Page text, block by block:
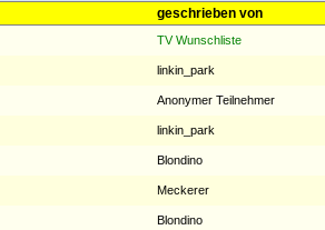
geschrieben von
TV Wunschliste
linkin_park
Anonymer Teilnehmer
linkin_park
Blondino
Meckerer
Blondino